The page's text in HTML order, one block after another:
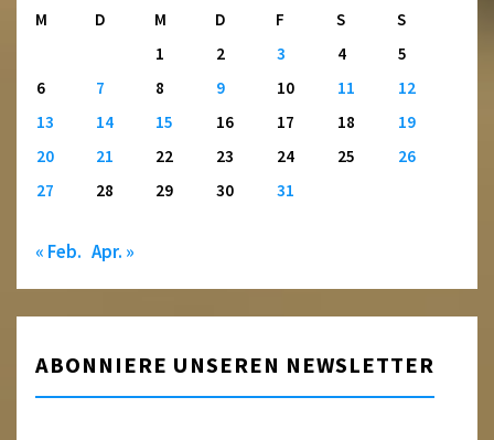
M
D M D F S
S
1
2 3 4
5
6
7 8 9 10 11
12
13
14 15 16 17 18
19
20
21 22 23 24 25
26
27
28 29 30 31
« Feb. Apr. »
ABONNIERE UNSEREN NEWSLETTER